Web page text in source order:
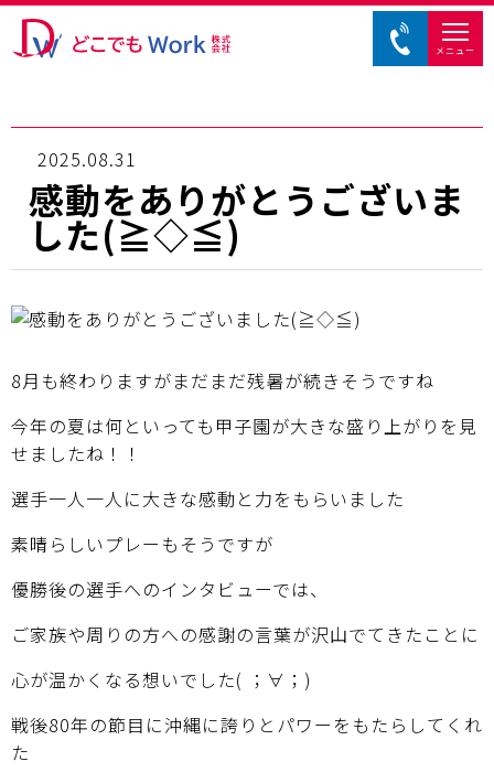
メニュー
2025.08.31
感動をありがとうございま
した(≧◇≦)
8月も終わりますがまだまだ残暑が続きそうですね
今年の夏は何といっても甲子園が大きな盛り上がりを見
せましたね！！
選手一人一人に大きな感動と力をもらいました
素晴らしいプレーもそうですが
優勝後の選手へのインタビューでは、
ご家族や周りの方への感謝の言葉が沢山でてきたことに
心が温かくなる想いでした( ；∀；)
戦後80年の節目に沖縄に誇りとパワーをもたらしてくれ
た